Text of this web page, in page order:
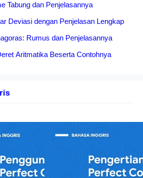
Tabung dan Penjelasannya
Deviasi dengan Penjelasan Lengkap
Rumus dan Penjelasannya
Aritmatika Beserta Contohnya